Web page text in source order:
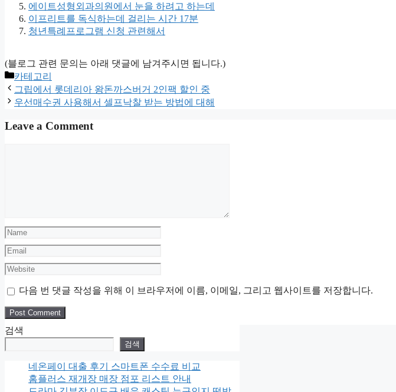
에이트성형외과의원에서 눈을 하려고 하는데
이프리트를 독식하는데 걸리는 시간 17분
청년특례프로그램 신청 관련해서
(블로그 관련 문의는 아래 댓글에 남겨주시면 됩니다.)
Categories
카테고리
그립에서 롯데리아 왕돈까스버거 2인팩 할인 중
우선매수권 사용해서 셀프낙찰 받는 방법에 대해
Leave a Comment
Name
Email
Website
다음 번 댓글 작성을 위해 이 브라우저에 이름, 이메일, 그리고 웹사이트를 저장합니다.
검색
검색
네온페이 대출 후기 스마트폰 수수료 비교
홈플러스 재개장 매장 점포 리스트 안내